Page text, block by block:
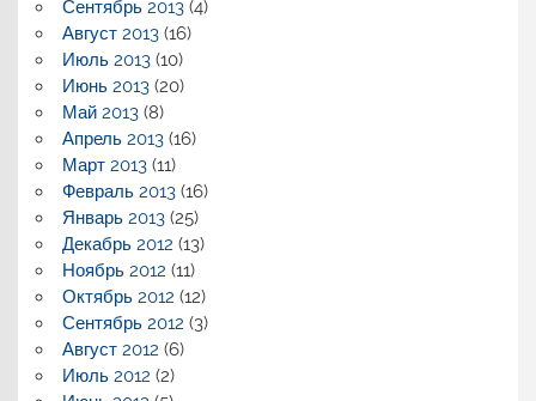
Сентябрь 2013(4)
Август 2013(16)
Июль 2013(10)
Июнь 2013(20)
Май 2013(8)
Апрель 2013(16)
Март 2013(11)
Февраль 2013(16)
Январь 2013(25)
Декабрь 2012 (13)
Ноябрь 2012 (11)
Октябрь 2012 (12)
Сентябрь 2012 (3)
Август 2012 (6)
Июль 2012 (2)